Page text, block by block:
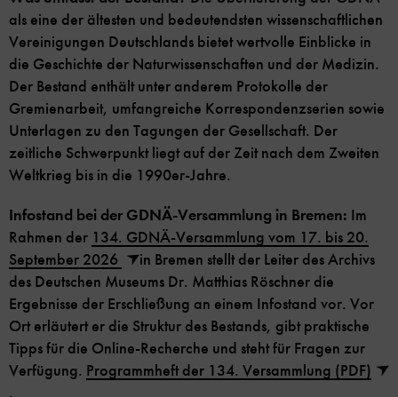
als eine der ältesten und bedeutendsten wissenschaftlichen
Vereinigungen Deutschlands bietet wertvolle Einblicke in
die Geschichte der Naturwissenschaften und der Medizin.
Der Bestand enthält unter anderem Protokolle der
Gremienarbeit, umfangreiche Korrespondenzserien sowie
Unterlagen zu den Tagungen der Gesellschaft. Der
zeitliche Schwerpunkt liegt auf der Zeit nach dem Zweiten
Weltkrieg bis in die 1990er-Jahre.
Infostand bei der GDNÄ-Versammlung in Bremen: Im
Rahmen der 134. GDNÄ-Versammlung vom 17. bis 20.
September 2026
in Bremen stellt der Leiter des Archivs
des Deutschen Museums Dr. Matthias Röschner die
Ergebnisse der Erschließung an einem Infostand vor. Vor
Ort erläutert er die Struktur des Bestands, gibt praktische
Tipps für die Online-Recherche und steht für Fragen zur
Verfügung. Programmheft der 134. Versammlung (PDF)
.